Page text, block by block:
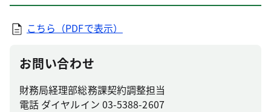
こちら（PDFで表示）
お問い合わせ
財務局経理部総務課契約調整担当
電話 ダイヤルイン 03-5388-2607